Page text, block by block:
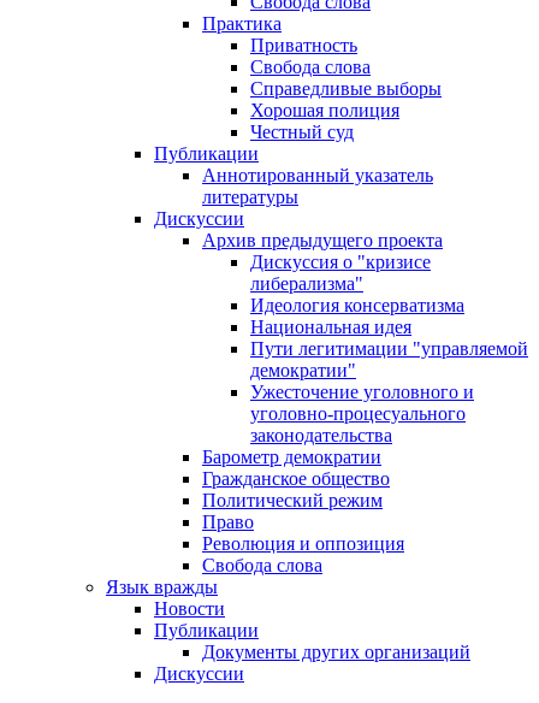
Практика
Приватность
Свобода слова
Справедливые выборы
Хорошая полиция
Честный суд
Публикации
Аннотированный указатель
литературы
Дискуссии
Архив предыдущего проекта
Дискуссия о "кризисе
либерализма"
Идеология консерватизма
Национальная идея
Пути легитимации "управляемой
демократии"
Ужесточение уголовного и
уголовно-процесуального
законодательства
Барометр демократии
Гражданское общество
Политический режим
Право
Революция и оппозиция
Свобода слова
Язык вражды
Новости
Публикации
Документы других организаций
Дискуссии